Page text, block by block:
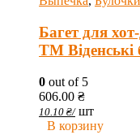
Багет для
ТМ Віденські
0 out of 5
606.00 ₴
10.10 ₴/ шт
В корзину